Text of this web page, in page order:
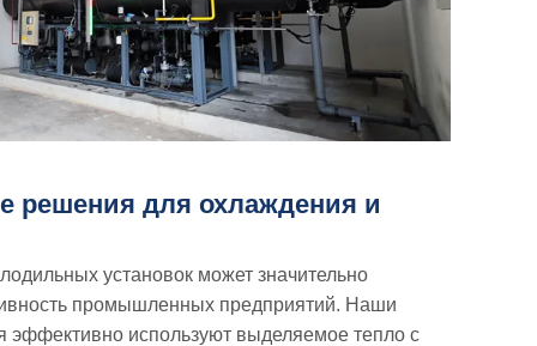
решения для охлаждения и
установок может значительно
промышленных предприятий. Наши
используют выделяемое тепло с